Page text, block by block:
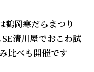
鶴岡寒だらまつり
清川屋でおこわ試
比べも開催です